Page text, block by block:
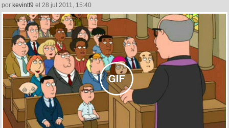
por kevintf9 el 28 jul 2011, 15:40